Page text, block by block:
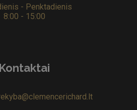
Kontaktai
- Penktadienis
8:00 - 15:00